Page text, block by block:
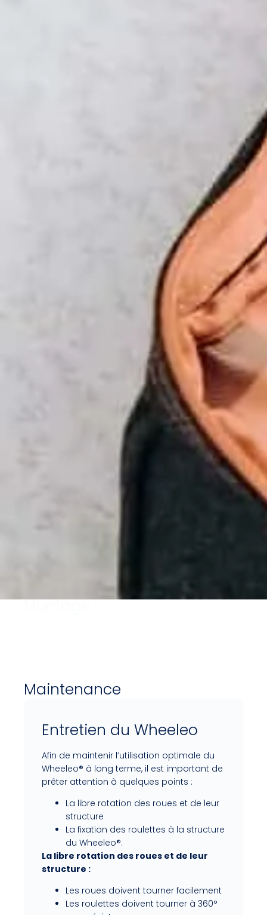
Montage
Maintenance
Entretien du Wheeleo
Afin de maintenir l’utilisation optimale du
Wheeleo® à long terme, il est important de
prêter attention à quelques points :
La libre rotation des roues et de leur
structure
La fixation des roulettes à la structure
du Wheeleo®.
La libre rotation des roues et de leur
structure :
Les roues doivent tourner facilement
Les roulettes doivent tourner à 360°